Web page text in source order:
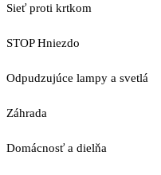
Sieť proti krtkom
STOP Hniezdo
Odpudzujúce lampy a svetlá
Záhrada
Domácnosť a dielňa